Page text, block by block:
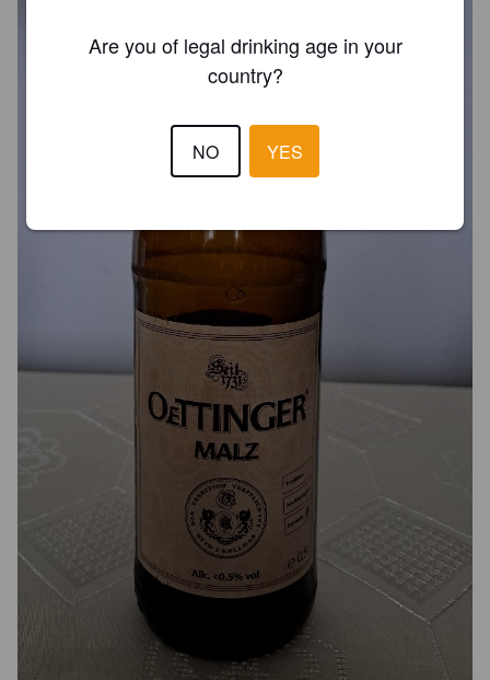
Are you of legal drinking age in your
country?
NO YES